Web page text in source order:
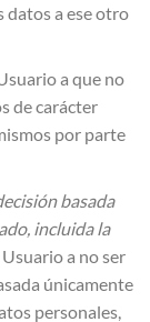
a ese otro
a que no
de carácter
por parte
basada
incluida la
a no ser
únicamente
personales,